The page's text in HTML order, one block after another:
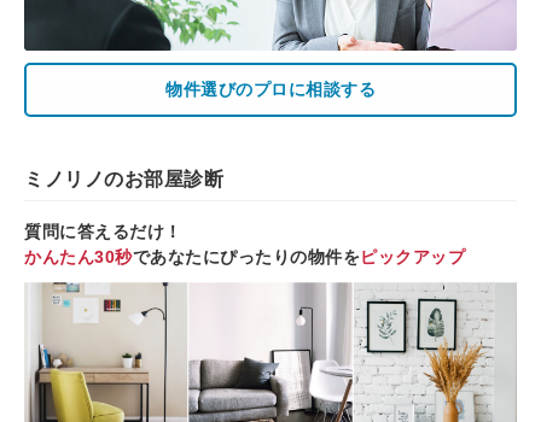
物件選びのプロに相談する
ミノリノのお部屋診断
質問に答えるだけ！
かんたん30秒であなたにぴったりの物件をピックアップ